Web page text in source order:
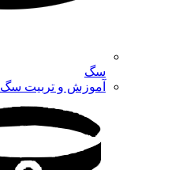
سگ
آموزش و تربیت سگ